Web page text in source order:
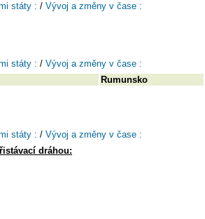
státy : / Vývoj a změny v čase :
státy : / Vývoj a změny v čase :
Rumunsko
státy : / Vývoj a změny v čase :
dráhou: